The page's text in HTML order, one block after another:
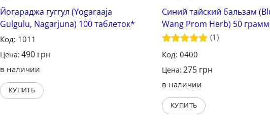
Йогараджа гуггул (Yogaraaja
Gulgulu, Nagarjuna) 100 таблеток*
Код: 1011
Цена: 490 грн
в наличии
КУПИТЬ
Синий тайский бальзам
Wang Prom Herb) 50
Оценка5
из 5
(1)
Код: 0400
Цена: 275 грн
в наличии
КУПИТЬ